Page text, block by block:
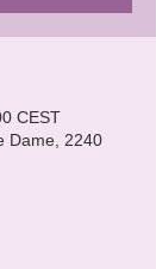
CEST
Dame, 2240